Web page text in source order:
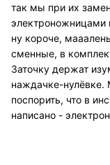
так мы при их
электроножницами
ну короче,
сменные, в
Заточку держат
наждачке-нулёвке.
поспорить, что в
написано -